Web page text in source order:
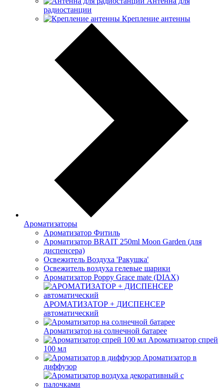
радиостанции
Крепление антенны
Ароматизаторы
Ароматизатор Фитиль
Ароматизатор BRAIT 250ml Moon Garden (для
диспенсера)
Освежитель Воздуха 'Ракушка'
Освежитель воздуха гелевые шарики
Ароматизатор Poppy Grace mate (DIAX)
АРОМАТИЗАТОР + ДИСПЕНСЕР
автоматический
Ароматизатор на солнечной батарее
Ароматизатор спрей
100 мл
Ароматизатор в
диффузор